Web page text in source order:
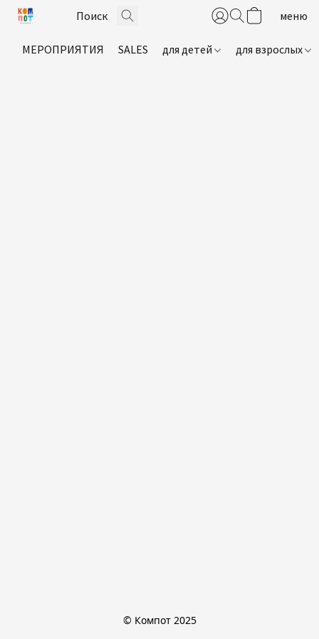
МЕРОПРИЯТИЯ SALES для детей для взрослых
© Компот 2025